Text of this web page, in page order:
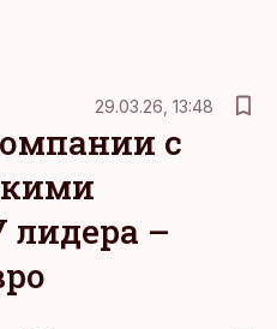
29.03.26, 13:48
с
лидера –